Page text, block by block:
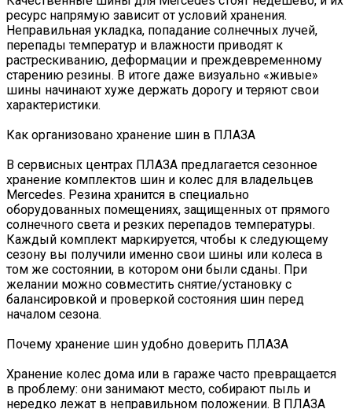
ресурс напрямую зависит от условий хранения.
Неправильная укладка, попадание солнечных лучей,
перепады температур и влажности приводят к
растрескиванию, деформации и преждевременному
старению резины. В итоге даже визуально «живые»
шины начинают хуже держать дорогу и теряют свои
характеристики.
Как организовано хранение шин в ПЛАЗА
В сервисных центрах ПЛАЗА предлагается сезонное
хранение комплектов шин и колес для владельцев
Mercedes. Резина хранится в специально
оборудованных помещениях, защищенных от прямого
солнечного света и резких перепадов температуры.
Каждый комплект маркируется, чтобы к следующему
сезону вы получили именно свои шины или колеса в
том же состоянии, в котором они были сданы. При
желании можно совместить снятие/установку с
балансировкой и проверкой состояния шин перед
началом сезона.
Почему хранение шин удобно доверить ПЛАЗА
Хранение колес дома или в гараже часто превращается
в проблему: они занимают место, собирают пыль и
нередко лежат в неправильном положении. В ПЛАЗА